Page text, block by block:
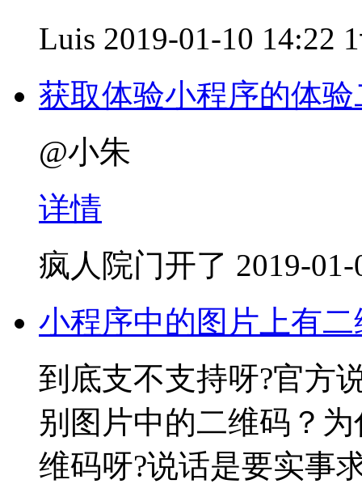
Luis 2019-01-10 14:22
获取体验小程序的体
@小朱
详情
疯人院门开了 2019-
小程序中的图片上有
到底支不支持呀?官方
别图片中的二维码？
维码呀?说话是要实事